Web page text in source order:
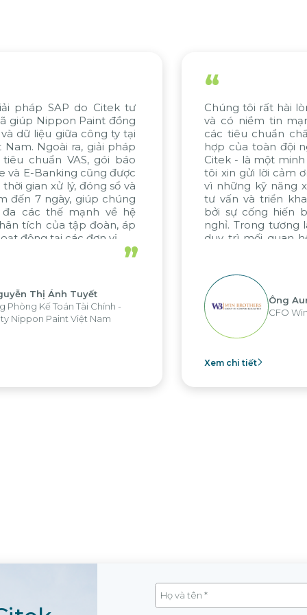
lòng với tiến độ của dự án
mẽ về việc đáp ứng
lượng. Sự nỗ lực phối
ngũ, đặc biệt từ WBG và
chứng tiêu biểu. Chúng
ơn chân thành đến Citek
xuất sắc trong quá trình
dự án, được thúc đẩy
bền bỉ và không ngừng
lai, chúng tôi hy vọng sẽ
hệ hợp tác hiệu quả này
”
Aung Myint Oo
Win Brothers Group
“
Nỗ lực của tập
gồm KMW Việt
Citek, đều đáng
đánh giá cao
khai xuất sắc
tinh thần cống
dự án trong
chúng tôi
cùng Citek.
Ông
Tổng
Xem chi tiết